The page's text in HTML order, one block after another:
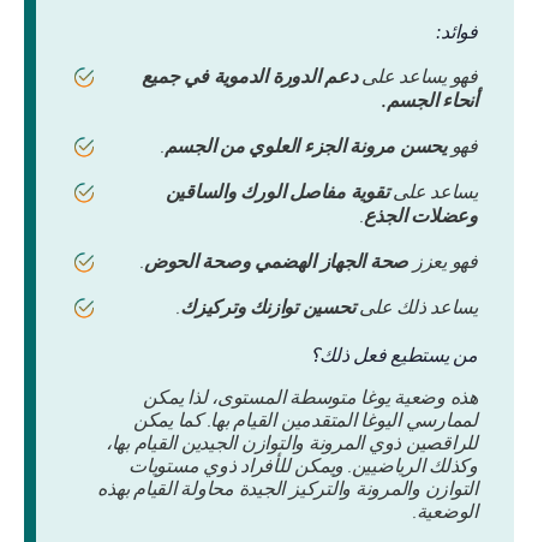
فوائد:
فهو يساعد على دعم الدورة الدموية في جميع
أنحاء الجسم.
فهويحسن مرونة الجزء العلوي من الجسم.
يساعد على تقوية مفاصل الورك والساقين
وعضلات الجذع.
فهو يعززصحة الجهاز الهضمي وصحة الحوض.
يساعد ذلك على تحسين توازنك وتركيزك.
من يستطيع فعل ذلك؟
هذه وضعية يوغا متوسطة المستوى، لذا يمكن
لممارسي اليوغا المتقدمين القيام بها. كما يمكن
للراقصين ذوي المرونة والتوازن الجيدين القيام بها،
وكذلك الرياضيين. ويمكن للأفراد ذوي مستويات
التوازن والمرونة والتركيز الجيدة محاولة القيام بهذه
الوضعية.